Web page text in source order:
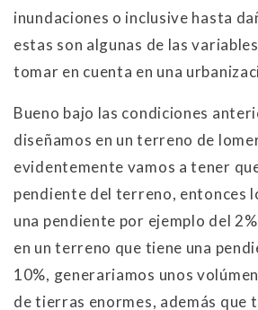
inundaciones o inclusive hasta
estas son algunas de las
tomar en cuenta en una
Bueno bajo las condiciones
diseñamos en un terreno de
evidentemente vamos a tener
pendiente del terreno, entonces
una pendiente por ejemplo del
en un terreno que tiene una
10%, generariamos unos
de tierras enormes, además que